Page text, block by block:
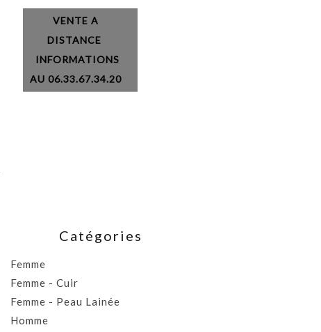
VENTE A
DISTANCE
INFORMATIONS
AU 06.33.67.34.20
Catégories
Femme
Femme - Cuir
Femme - Peau Lainée
Homme